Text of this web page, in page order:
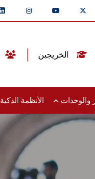
والوحدات الأنظمة الذكية